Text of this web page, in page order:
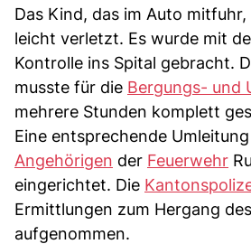
Das Kind, das im Auto
leicht verletzt. Es wurde mit
Kontrolle ins Spital gebracht.
musste für die Bergungs- und
mehrere Stunden komplett
Eine entsprechende
Angehörigen der Feuerwehr
eingerichtet. Die
Ermittlungen zum Hergang
aufgenommen.